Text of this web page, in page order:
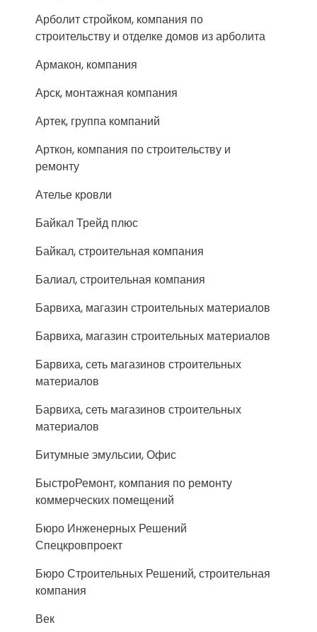
Арболит стройком, компания по
строительству и отделке домов из арболита
Армакон, компания
Арск, монтажная компания
Артек, группа компаний
Арткон, компания по строительству и
ремонту
Ателье кровли
Байкал Трейд плюс
Байкал, строительная компания
Балиал, строительная компания
Барвиха, магазин строительных материалов
Барвиха, магазин строительных материалов
Барвиха, сеть магазинов строительных
материалов
Барвиха, сеть магазинов строительных
материалов
Битумные эмульсии, Офис
БыстроРемонт, компания по ремонту
коммерческих помещений
Бюро Инженерных Решений
Спецкровпроект
Бюро Строительных Решений, строительная
компания
Век